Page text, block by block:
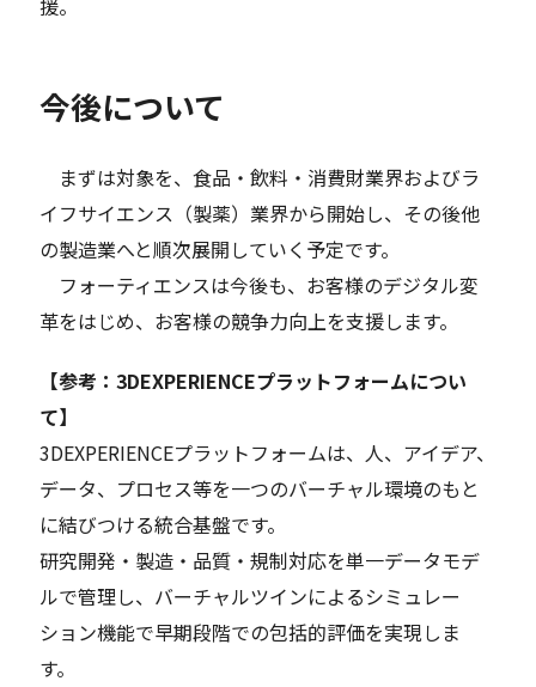
援。
今後について
まずは対象を、食品・飲料・消費財業界およびラ
イフサイエンス（製薬）業界から開始し、その後他
の製造業へと順次展開していく予定です。
フォーティエンスは今後も、お客様のデジタル変
革をはじめ、お客様の競争力向上を支援します。
【参考：3DEXPERIENCEプラットフォームについ
て】
3DEXPERIENCEプラットフォームは、人、アイデア、
データ、プロセス等を一つのバーチャル環境のもと
に結びつける統合基盤です。
研究開発・製造・品質・規制対応を単一データモデ
ルで管理し、バーチャルツインによるシミュレー
ション機能で早期段階での包括的評価を実現しま
す。